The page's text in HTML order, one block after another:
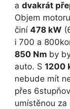
a dvakrát
Objem
činí 478 kW
i 700 a
850 Nm by
auto. S 1200
nebude mít
přes
umístěnou za